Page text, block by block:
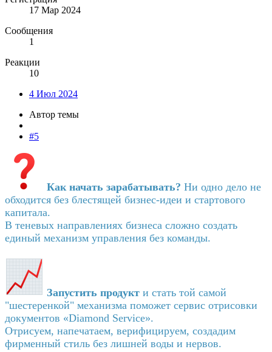
17 Мар 2024
Сообщения
1
Реакции
10
4 Июл 2024
Автор темы
#5
Как начать зарабатывать? Ни одно дело не
обходится без блестящей бизнес-идеи и стартового
капитала.
В теневых направлениях бизнеса сложно создать
единый механизм управления без команды.
Запустить продукт и стать той самой
"шестеренкой" механизма поможет сервис отрисовки
документов «Diamond Service».
Отрисуем, напечатаем, верифицируем, создадим
фирменный стиль без лишней воды и нервов.